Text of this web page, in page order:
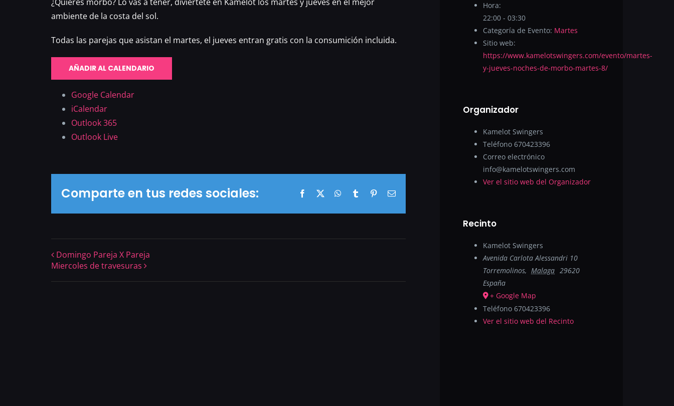
ambiente de la costa del sol.
Todas las parejas que asistan el martes, el jueves entran gratis con la consumición incluida.
AÑADIR AL CALENDARIO
Google Calendar
iCalendar
Outlook 365
Outlook Live
Comparte en tus redes sociales: Facebook
X WhatsApp
TumblrPinterestCorreo
Domingo Pareja X Pareja
Miercoles de travesuras
Hora:
22:00 - 03:30
Categoría de Evento: Martes
Sitio web:
https://www.kamelotswingers.com/evento/martes-
y-jueves-noches-de-morbo-martes-8/
Organizador
Kamelot Swingers
Teléfono 670423396
Correo electrónico
info@kamelotswingers.com
Ver el sitio web del Organizador
Recinto
Kamelot Swingers
Avenida Carlota Alessandri 10
Torremolinos, Malaga 29620
España
+ Google Map
Teléfono 670423396
Ver el sitio web del Recinto